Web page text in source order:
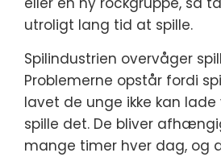
utroligt lang tid at spille.
Spilindustrien overvåger
Problemerne opstår fordi
lavet de unge ikke kan
spille det. De bliver
mange timer hver dag, og